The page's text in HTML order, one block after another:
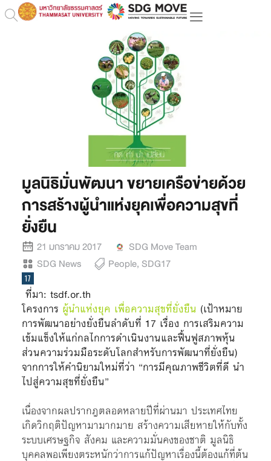
มูลนิธิมั่นพัฒนา ขยายเครือข่ายด้วย
การสร้างผู้นำแห่งยุคเพื่อความสุขที่
ยั่งยืน
21 มกราคม 2017
SDG Move Team
SDG News
People, SDG17
ที่มา: tsdf.or.th
โครงการ ผู้นำแห่งยุค เพื่อความสุขที่ยั่งยืน (เป้าหมาย
การพัฒนาอย่างยั่งยืนลำดับที่ 17 เรื่อง การเสริมความ
เข้มแข็งให้แก่กลไกการดำเนินงานและฟื้นฟูสภาพหุ้น
ส่วนความร่วมมือระดับโลกสำหรับการพัฒนาที่ยั่งยืน)
จากการให้คำนิยามใหม่ที่ว่า “การมีคุณภาพชีวิตที่ดี นำ
ไปสู่ความสุขที่ยั่งยืน”
เนื่องจากผลปรากฎตลอดหลายปีที่ผ่านมา ประเทศไทย
เกิดวิกฤติปัญหามามากมาย สร้างความเสียหายให้กับทั้ง
ระบบเศรษฐกิจ สังคม และความมั่นคงของชาติ มูลนิธิ
บุคคลพอเพียงตระหนักว่าการแก้ปัญหาเรื่องนี้ต้องแก้ที่ต้น